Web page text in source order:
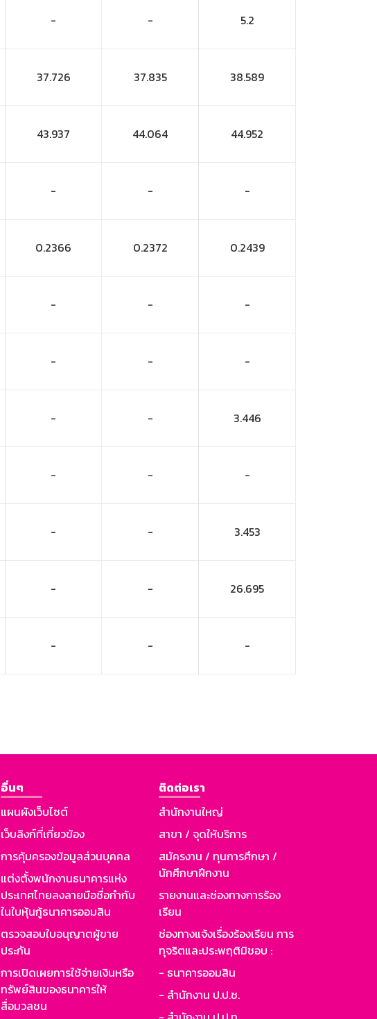
- - 5.2
37.726 37.835 38.589
43.937 44.064 44.952
- - -
0.2366 0.2372 0.2439
- - -
- - -
- - 3.446
- - -
- - 3.453
- - 26.695
- - -
อื่นๆ
แผนผังเว็บไซต์
เว็บลิงก์ที่เกี่ยวข้อง
การคุ้มครองข้อมูลส่วนบุคคล
แต่งตั้งพนักงานธนาคารแห่ง
ประเทศไทยลงลายมือชื่อกำกับ
ในใบหุ้นกู้ธนาคารออมสิน
ตรวจสอบใบอนุญาตผู้ขาย
ประกัน
การเปิดเผยการใช้จ่ายเงินหรือ
ทรัพย์สินของธนาคารให้
สื่อมวลชน
ติดต่อเรา
สำนักงานใหญ่
สาขา / จุดให้บริการ
สมัครงาน / ทุนการศึกษา /
นักศึกษาฝึกงาน
รายงานและช่องทางการร้อง
เรียน
ช่องทางแจ้งเรื่องร้องเรียน การ
ทุจริตและประพฤติมิชอบ :
- ธนาคารออมสิน
- สำนักงาน ป.ป.ช.